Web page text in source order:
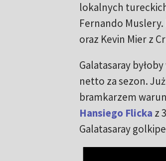
lokalnych
Fernando
oraz Kevin Mier z
Galatasaray
netto za sezon.
bramkarzem
Hansiego Flicka z
Galatasaray